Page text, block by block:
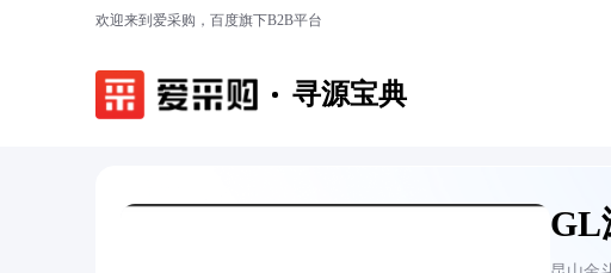
欢迎来到爱采购，百度旗下B2B平台
寻源宝典
GL